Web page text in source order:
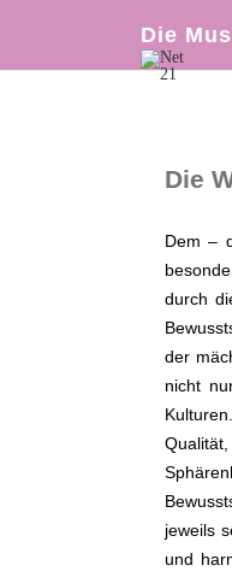
Die
Die
Dem –
durch
der
nicht
jeweils
und